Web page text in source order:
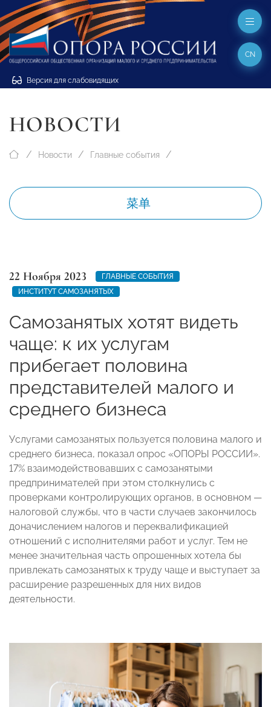
Версия для слабовидящих
CN
НОВОСТИ
Новости Главные события
菜单
22 Ноября 2023
ГЛАВНЫЕ СОБЫТИЯ
ИНСТИТУТ САМОЗАНЯТЫХ
Самозанятых хотят видеть
чаще: к их услугам
прибегает половина
представителей малого и
среднего бизнеса
Услугами самозанятых пользуется половина малого и
среднего бизнеса, показал опрос «ОПОРЫ РОССИИ».
17% взаимодействовавших с самозанятыми
предпринимателей при этом столкнулись с
проверками контролирующих органов, в основном —
налоговой службы, что в части случаев закончилось
доначислением налогов и переквалификацией
отношений с исполнителями работ и услуг. Тем не
менее значительная часть опрошенных хотела бы
привлекать самозанятых к труду чаще и выступает за
расширение разрешенных для них видов
деятельности.